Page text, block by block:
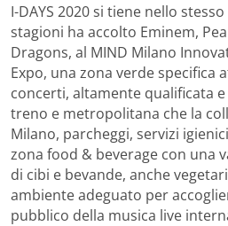
I-DAYS 2020 si tiene nello
stagioni ha accolto Eminem,
Dragons, al MIND Milano
Expo, una zona verde specifica
concerti, altamente qualificata
treno e metropolitana che la
Milano, parcheggi, servizi
zona food & beverage con una
di cibi e bevande, anche
ambiente adeguato per
pubblico della musica live